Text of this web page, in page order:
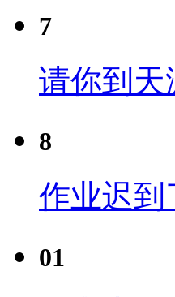
7
请你到天
8
作业迟
01